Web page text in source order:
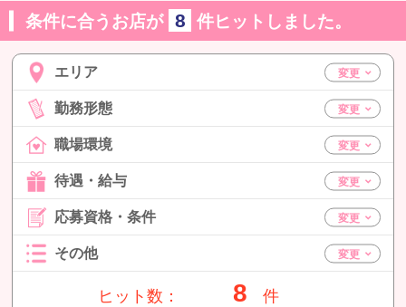
条件に合うお店が 8 件ヒットしました。
エリア
勤務形態
職場環境
待遇・給与
応募資格・条件
その他
ヒット数： 8 件